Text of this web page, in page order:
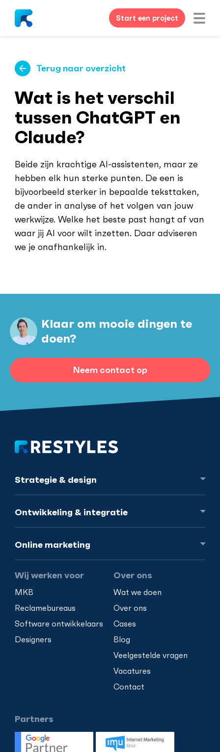
Start een project
Terug naar overzicht
Wat is het verschil
tussen ChatGPT en
Claude?
Beide zijn krachtige AI-assistenten, maar ze
hebben elk hun sterke punten. De een is
bijvoorbeeld sterker in bepaalde teksttaken,
de ander in analyse of het volgen van jouw
werkwijze. Welke het beste past hangt af van
waar jij AI voor wilt inzetten. Daar adviseren
we je onafhankelijk in.
Klaar om mooie dingen te
doen?
Neem contact op
Strategie & design
Ontwikkeling & integratie
Online marketing
Wij werken voor
MKB
Reclamebureaus
Software ontwikkelaars
Designers
Over ons
Wat we doen
Over ons
Cases
Blog
Veelgestelde vragen
Vacatures
Contact
Partners